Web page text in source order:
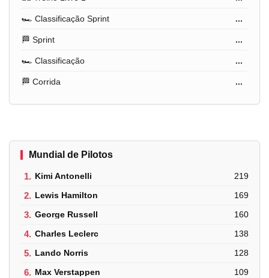
🏎️ Classificação Sprint ...
🏁 Sprint ...
🏎️ Classificação ...
🏁 Corrida ...
Mundial de Pilotos
1. Kimi Antonelli 219
2. Lewis Hamilton 169
3. George Russell 160
4. Charles Leclerc 138
5. Lando Norris 128
6. Max Verstappen 109